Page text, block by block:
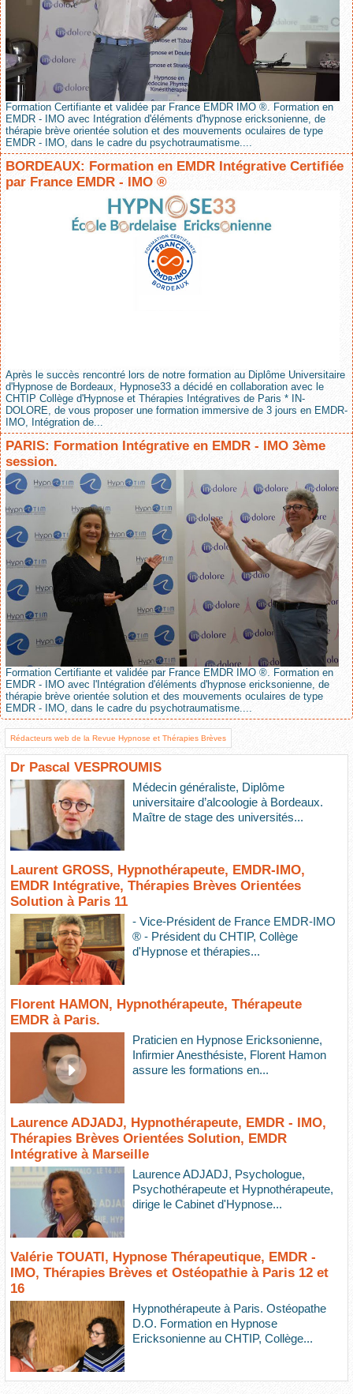
Formation Certifiante et validée par France EMDR IMO ®. Formation en
EMDR - IMO avec Intégration d'éléments d'hypnose ericksonienne, de
thérapie brève orientée solution et des mouvements oculaires de type
EMDR - IMO, dans le cadre du psychotraumatisme....
BORDEAUX: Formation en EMDR Intégrative Certifiée
par France EMDR - IMO ®
Après le succès rencontré lors de notre formation au Diplôme Universitaire
d'Hypnose de Bordeaux, Hypnose33 a décidé en collaboration avec le
CHTIP Collège d'Hypnose et Thérapies Intégratives de Paris * IN-
DOLORE, de vous proposer une formation immersive de 3 jours en EMDR-
IMO, Intégration de...
PARIS: Formation Intégrative en EMDR - IMO 3ème
session.
Formation Certifiante et validée par France EMDR IMO ®. Formation en
EMDR - IMO avec l'Intégration d'éléments d'hypnose ericksonienne, de
thérapie brève orientée solution et des mouvements oculaires de type
EMDR - IMO, dans le cadre du psychotraumatisme....
Rédacteurs web de la Revue Hypnose et Thérapies Brèves
Dr Pascal VESPROUMIS
Médecin généraliste, Diplôme
universitaire d’alcoologie à Bordeaux.
Maître de stage des universités...
Laurent GROSS, Hypnothérapeute, EMDR-IMO,
EMDR Intégrative, Thérapies Brèves Orientées
Solution à Paris 11
- Vice-Président de France EMDR-IMO
® - Président du CHTIP, Collège
d'Hypnose et thérapies...
Florent HAMON, Hypnothérapeute, Thérapeute
EMDR à Paris.
Praticien en Hypnose Ericksonienne,
Infirmier Anesthésiste, Florent Hamon
assure les formations en...
Laurence ADJADJ, Hypnothérapeute, EMDR - IMO,
Thérapies Brèves Orientées Solution, EMDR
Intégrative à Marseille
Laurence ADJADJ, Psychologue,
Psychothérapeute et Hypnothérapeute,
dirige le Cabinet d'Hypnose...
Valérie TOUATI, Hypnose Thérapeutique, EMDR -
IMO, Thérapies Brèves et Ostéopathie à Paris 12 et
16
Hypnothérapeute à Paris. Ostéopathe
D.O. Formation en Hypnose
Ericksonienne au CHTIP, Collège...